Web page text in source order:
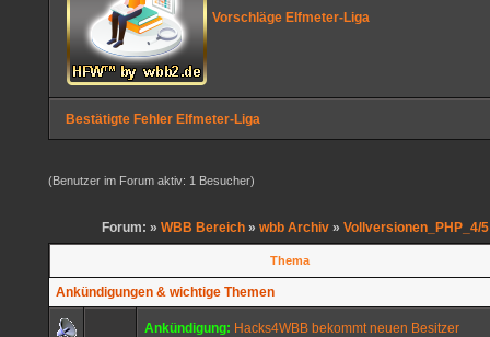
Vorschläge Elfmeter-Liga
Bestätigte Fehler Elfmeter-Liga
(Benutzer im Forum aktiv: 1 Besucher)
Forum: » WBB Bereich » wbb Archiv » Vollversionen_PHP_4/5
Thema
Ankündigungen & wichtige Themen
Ankündigung: Hacks4WBB bekommt neuen Besitzer